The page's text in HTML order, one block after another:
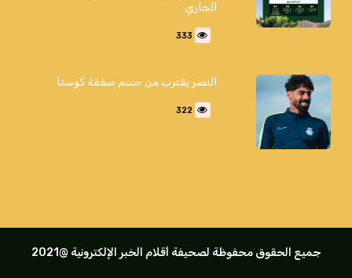
الجاري
333
النصر يقترب من حسم صفقة كوستا
322
جميع الحقوق محفوظة لصحيفة أقلام الخبر الإلكترونية @2021